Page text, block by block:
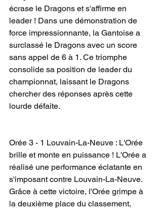
écrase le Dragons et s'affirme en
leader ! Dans une démonstration de
force impressionnante, la Gantoise a
surclassé le Dragons avec un score
sans appel de 6 à 1. Ce triomphe
consolide sa position de leader du
championnat, laissant le Dragons
chercher des réponses après cette
lourde défaite.
Orée 3 - 1 Louvain-La-Neuve : L'Orée
brille et monte en puissance ! L'Orée a
réalisé une performance éclatante en
s'imposant contre Louvain-La-Neuve.
Grâce à cette victoire, l'Orée grimpe à
la deuxième place du classement,